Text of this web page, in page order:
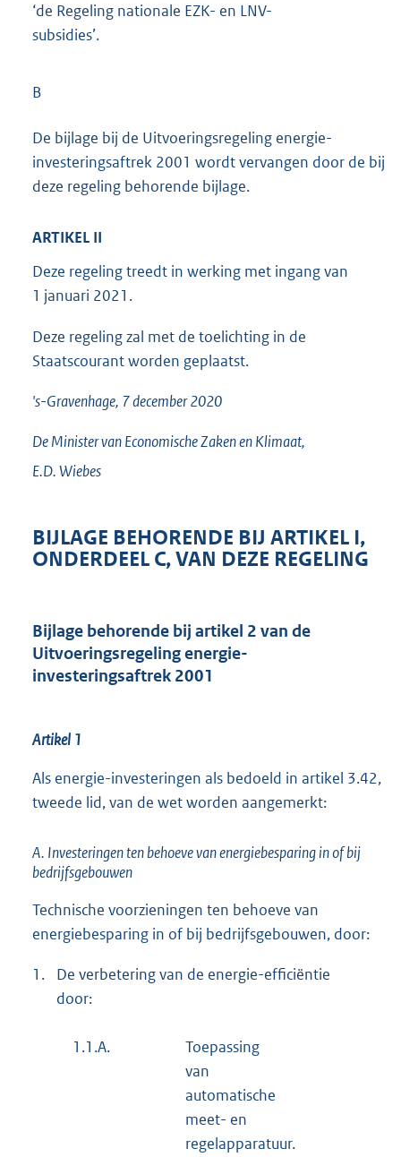
‘de Regeling nationale EZK- en LNV-
subsidies’.
B
De bijlage bij de Uitvoeringsregeling energie-
investeringsaftrek 2001 wordt vervangen door de bij
deze regeling behorende bijlage.
ARTIKEL II
Deze regeling treedt in werking met ingang van
1 januari 2021.
Deze regeling zal met de toelichting in de
Staatscourant worden geplaatst.
's-Gravenhage, 7 december 2020
De Minister van Economische Zaken en Klimaat,
E.D.Wiebes
BIJLAGE BEHORENDE BIJ ARTIKEL I,
ONDERDEEL C, VAN DEZE REGELING
Bijlage behorende bij artikel 2 van de
Uitvoeringsregeling energie-
investeringsaftrek 2001
Artikel 1
Als energie-investeringen als bedoeld in artikel 3.42,
tweede lid, van de wet worden aangemerkt:
A. Investeringen ten behoeve van energiebesparing in of bij
bedrijfsgebouwen
Technische voorzieningen ten behoeve van
energiebesparing in of bij bedrijfsgebouwen, door:
1.
De verbetering van de energie-efficiëntie
door:
1.1.A.
Toepassing
van
automatische
meet- en
regelapparatuur.